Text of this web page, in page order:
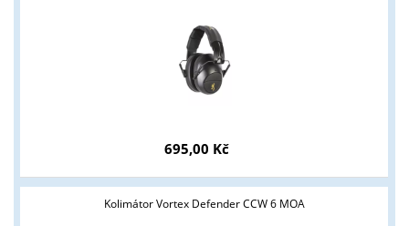
695,00 Kč
Kolimátor Vortex Defender CCW 6 MOA